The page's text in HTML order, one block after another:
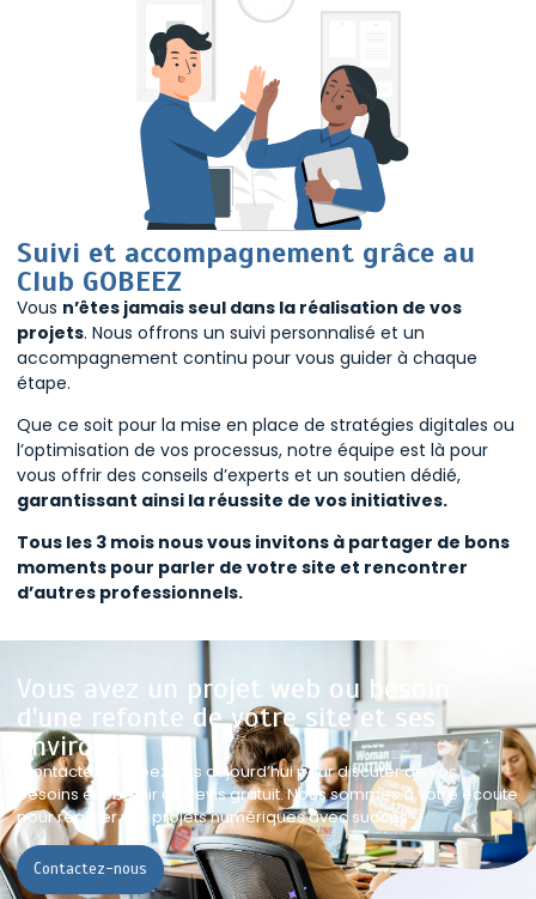
Suivi et accompagnement grâce au
Club GOBEEZ
Vous n’êtes jamais seul dans la réalisation de vos
projets. Nous offrons un suivi personnalisé et un
accompagnement continu pour vous guider à chaque
étape.
Que ce soit pour la mise en place de stratégies digitales ou
l’optimisation de vos processus, notre équipe est là pour
vous offrir des conseils d’experts et un soutien dédié,
garantissant ainsi la réussite de vos initiatives.
Tous les 3 mois nous vous invitons à partager de bons
moments pour parler de votre site et rencontrer
d’autres professionnels.
Vous avez un projet web ou besoin
d'une refonte de votre site et ses
environs ?
Contactez Gobeez dès aujourd’hui pour discuter de vos
besoins et obtenir un devis gratuit. Nous sommes à votre écoute
pour réaliser vos projets numériques avec succès.
Contactez-nous